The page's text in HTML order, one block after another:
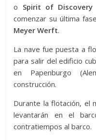
o Spirit of Discovery
comenzar su última
Meyer Werft.
La nave fue puesta a
para salir del edificio
en Papenburgo
construcción.
Durante la flotación, el
levantarán en el
contratiempos al barco.